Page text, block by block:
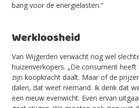
bang voor de energielasten.”
Werkloosheid
Van Wijgerden verwacht nog wel
huizenverkopers. „De consument
zijn koopkracht daalt. Maar of de
dalen, dat weet niemand. Ik denk dat
een nieuw evenwicht. Even ervan